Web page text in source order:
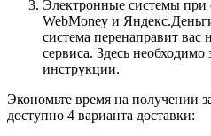
Электронные системы при
WebMoney и
система перенаправит вас
сервиса. Здесь
инструкции.
Экономьте время на получении
доступно 4 варианта доставки: